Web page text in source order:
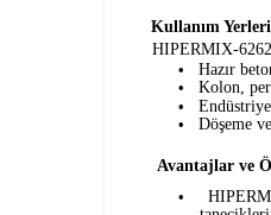
Kullanım Yerleri
HIPERMIX-6262
• Hazır
• Kolon,
•
• Döşeme
Avantajlar ve
•